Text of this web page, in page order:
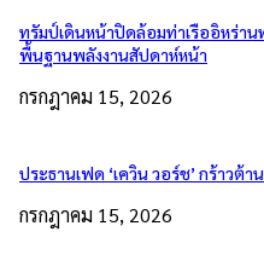
ทรัมป์เดินหน้าปิดล้อมท่าเรืออิหร่าน
พื้นฐานพลังงานสัปดาห์หน้า
กรกฎาคม 15, 2026
ประธานเฟด ‘เควิน วอร์ช’ กร้าวต้
กรกฎาคม 15, 2026